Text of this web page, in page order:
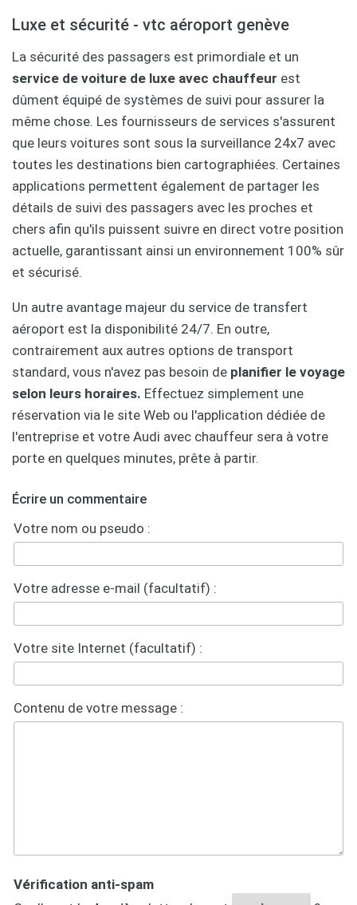
Luxe et sécurité - vtc aéroport genève
La sécurité des passagers est primordiale et un
service de voiture de luxe avec chauffeur est
dûment équipé de systèmes de suivi pour assurer la
même chose. Les fournisseurs de services s'assurent
que leurs voitures sont sous la surveillance 24x7 avec
toutes les destinations bien cartographiées. Certaines
applications permettent également de partager les
détails de suivi des passagers avec les proches et
chers afin qu'ils puissent suivre en direct votre position
actuelle, garantissant ainsi un environnement 100% sûr
et sécurisé.
Un autre avantage majeur du service de transfert
aéroport est la disponibilité 24/7. En outre,
contrairement aux autres options de transport
standard, vous n'avez pas besoin de planifier le voyage
selon leurs horaires. Effectuez simplement une
réservation via le site Web ou l'application dédiée de
l'entreprise et votre Audi avec chauffeur sera à votre
porte en quelques minutes, prête à partir.
Écrire un commentaire
Votre nom ou pseudo :
Votre adresse e-mail (facultatif) :
Votre site Internet (facultatif) :
Contenu de votre message :
Vérification anti-spam